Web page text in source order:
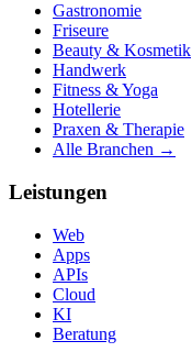
Gastronomie
Friseure
Beauty & Kosmetik
Handwerk
Fitness & Yoga
Hotellerie
Praxen & Therapie
Alle Branchen →
Leistungen
Web
Apps
APIs
Cloud
KI
Beratung